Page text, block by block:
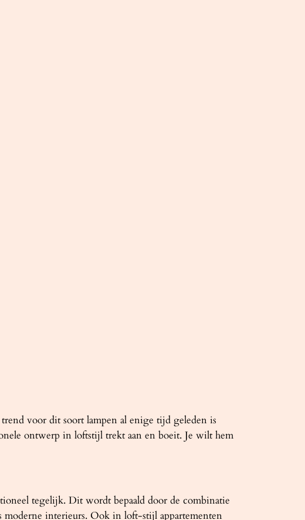
voor dit soort lampen al enige tijd geleden is
ontwerp in loftstijl trekt aan en boeit. Je wilt hem
tegelijk. Dit wordt bepaald door de combinatie
moderne interieurs. Ook in loft-stijl appartementen